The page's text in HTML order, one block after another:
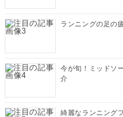
ランニングの足の
今が旬！ミッドソ
介
綺麗なランニング